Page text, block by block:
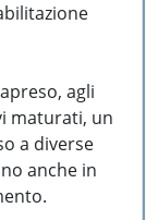
agli
maturati, un
a diverse
anche in